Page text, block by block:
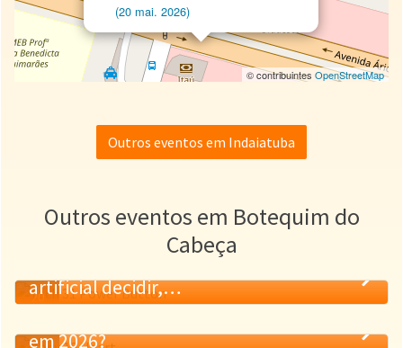
(20 mai. 2026)
© contribuintes OpenStreetMap
Outros eventos em Indaiatuba
Outros eventos em Botequim do
Cabeça
20
Quando deixamos a inteligência
artificial decidir,…
em 2026?